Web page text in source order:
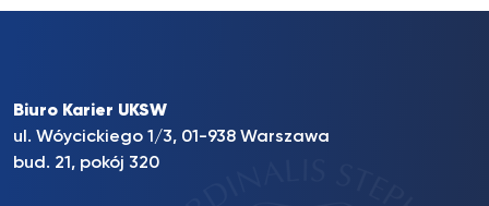
Biuro Karier UKSW
ul. Wóycickiego 1/3, 01-938 Warszawa
bud. 21, pokój 320